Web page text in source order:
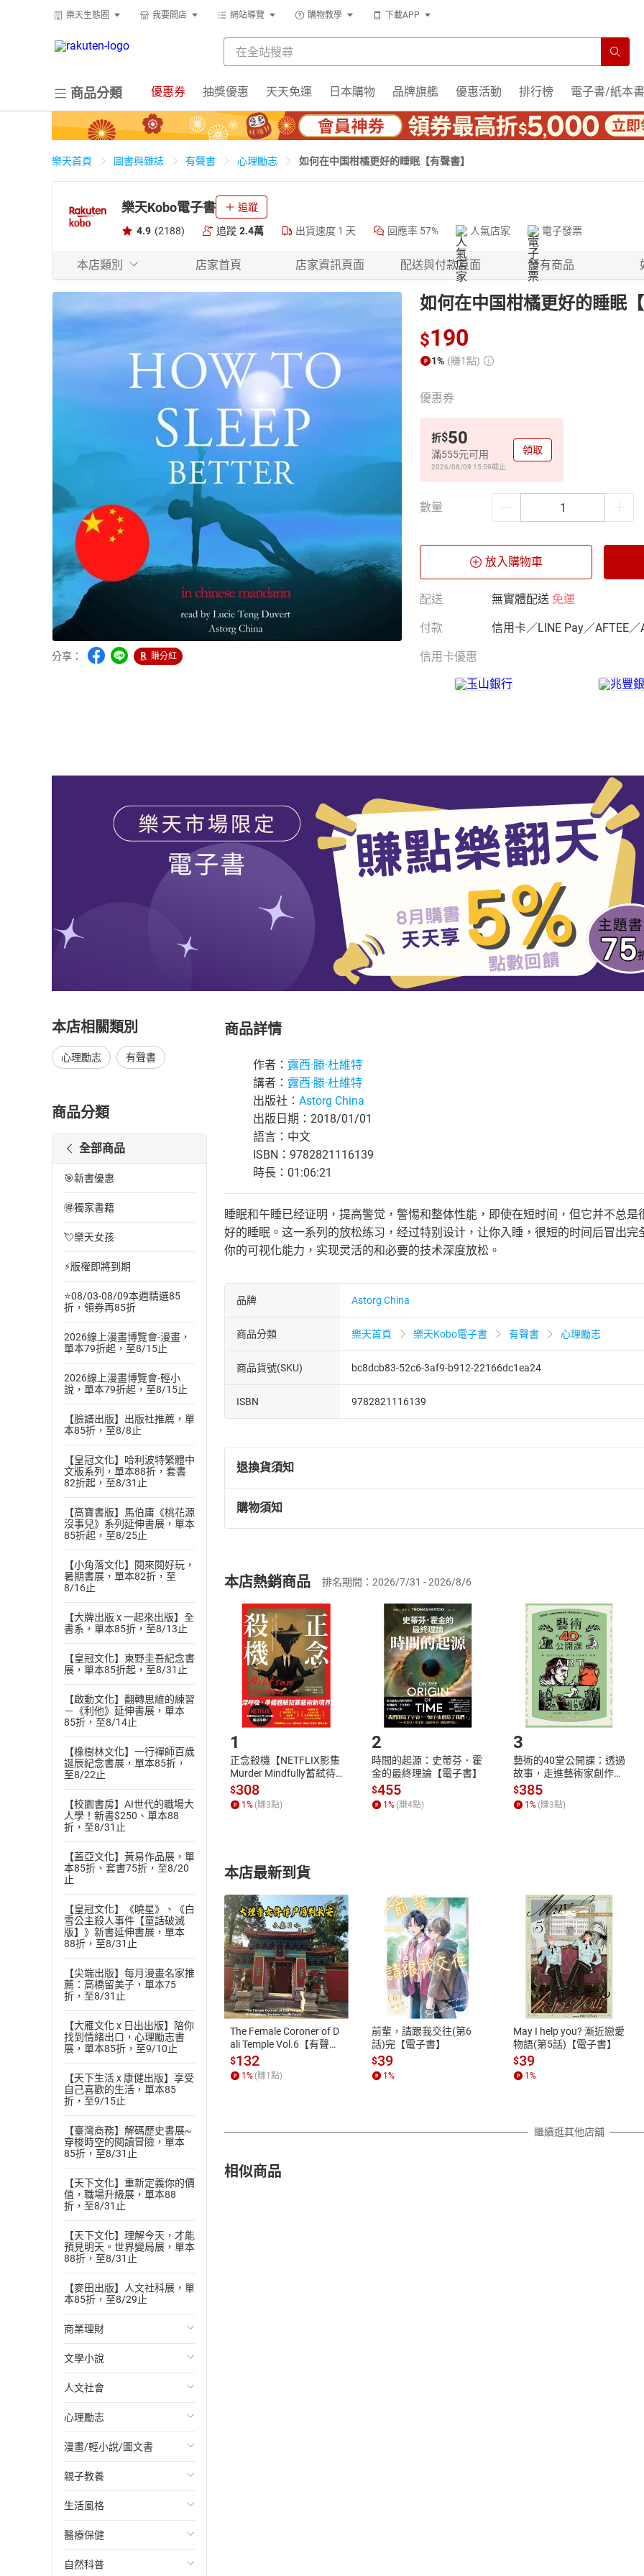
樂天生態圈 我要開店 網站導覽 購物教學 下載APP
商品分類 優惠券 抽獎優惠 天天免運 日本購物 品牌旗艦 優惠活動 排行榜 電子書/紙本書
樂天首頁 圖書與雜誌 有聲書 心理勵志 如何在中国柑橘更好的睡眠【有聲書】
樂天Kobo電子書 追蹤
4.9 (2188) 追蹤 2.4萬 出貨速度 1 天 回應率 57% 人氣店家 電子發票
本店類別 店家首頁 店家資訊頁面 配送與付款頁面 所有商品
分享： 賺分紅
如何在中国柑橘更好的睡眠
$190
1% (賺1點)
優惠券
折$50
滿555元可用
2026/08/09 15:59截止
領取
數量
放入購物車
配送 無實體配送 免運
付款 信用卡／LINE Pay／AFTEE／
信用卡優惠
本店相關類別
心理勵志 有聲書
商品分類
全部商品
🎯新書優惠
🉐獨家書籍
💘樂天女孩
⚡版權即將到期
⭐08/03-08/09本週精選85
折，領券再85折
2026線上漫畫博覽會-漫畫，
單本79折起，至8/15止
2026線上漫畫博覽會-輕小
說，單本79折起，至8/15止
【臉譜出版】出版社推薦，單
本85折，至8/8止
【皇冠文化】哈利波特繁體中
文版系列，單本88折，套書
82折起，至8/31止
【高寶書版】馬伯庸《桃花源
沒事兒》系列延伸書展，單本
85折起，至8/25止
【小角落文化】閱來閱好玩，
暑期書展，單本82折，至
8/16止
【大牌出版 x 一起來出版】全
書系，單本85折，至8/13止
【皇冠文化】東野圭吾紀念書
展，單本85折起，至8/31止
【啟動文化】翻轉思維的練習
－《利他》延伸書展，單本
85折，至8/14止
【橡樹林文化】一行禪師百歲
誕辰紀念書展，單本85折，
至8/22止
【校園書房】AI世代的職場大
人學！新書$250、單本88
折，至8/31止
【蓋亞文化】黃易作品展，單
本85折、套書75折，至8/20
止
【皇冠文化】《曉星》、《白
雪公主殺人事件【童話破滅
版】》新書延伸書展，單本
88折，至8/31止
【尖端出版】每月漫畫名家推
薦：高橋留美子，單本75
折，至8/31止
【大雁文化 x 日出出版】陪你
找到情緒出口，心理勵志書
展，單本85折，至9/10止
【天下生活 x 康健出版】享受
自己喜歡的生活，單本85
折，至9/15止
【臺灣商務】解碼歷史書展~
穿梭時空的閱讀冒險，單本
85折，至8/31止
【天下文化】重新定義你的價
值，職場升級展，單本88
折，至8/31止
【天下文化】理解今天，才能
預見明天。世界變局展，單本
88折，至8/31止
【麥田出版】人文社科展，單
本85折，至8/29止
商業理財
投資理財
經濟/趨勢
財務/金融
管理/領導
職場工作術
成功法
行銷/廣告
傳記
文學小說
歐美文學
日本文學
韓國文學
華文文學
經典文學
成長/家庭生活小說
懸疑/推理小說
人文社會
國際關係
政治
社會科學
台灣/中國歷史
日/韓歷史
其他歷史/史學
心理勵志
心靈成長/情緒
人際關係
兩性關係
心理學
漫畫/輕小說/圖文書
輕小說
奇幻/科幻
愛情故事
職場/社會寫實
親子教養
教育現場
兒童文學/故事
兒童科普/學習
生活風格
飲食/食譜
健身/美顏
醫療保健
健康/養生
自然科普
商品詳情
作者： 露西·滕·杜維特
講者： 露西·滕·杜維特
出版社： Astorg China
出版日期：2018/01/01
語言：中文
ISBN：9782821116139
時長：01:06:21
睡眠和午睡已经证明，提高警觉，警惕和整体性能，即使在短时间，但它并不总
好的睡眠。这一系列的放松练习，经过特别设计，让你入睡，很短的时间后冒出
你的可视化能力，实现灵活的和必要的技术深度放松。
品牌 Astorg China
商品分類 樂天首頁 樂天Kobo電子書 有聲書 心理勵志
商品貨號(SKU) bc8dcb83-52c6-3af9-b912-22166dc1ea24
ISBN 9782821116139
退換貨須知
退換貨規定：
(一)依消費者保護法第19條第1項後段暨通訊交易解除權合理例外情事適用
(二)消費者訂購本店鋪之商品即代表知悉本店鋪所銷售之商品為電子書，
且已下載/存取電子書，不得請求退貨退款。
退貨方式：您欲取消訂單或辦理退貨時，請登入樂天市場，並於「我的訂單
貨」，本店鋪將依您的申請進行審核，待審核通過後將為您辦理退款事宜。
請注意，樂天市場須以整筆訂單為單位進行取消/退貨，恕無法以單支商品取
購物須知
挑選商品
Choose
放入購物車
Shopping cart
登入帳號
Login
購書後，如何開始使用？
Step1.選擇閱讀載具 Step2.登入
付款方式
ATM轉帳、信用卡、LINE PAY、AFTEE
退換貨規範
本店是否提供消費者保護法七日猶
之權利，遽消費者保護法及通訊交
除權合理例外情事適用準則，依商
質各有不同規定。詳細退換貨說明
照各商品說明。
本店熱銷商品 排名期間：2026/7/31 - 2026/8/6
1
正念殺機【NETFLIX影集
Murder Mindfully蓄弒待
發】【電子書】
$308
1 % (賺3點)
2
時間的起源：史蒂芬．霍
金的最終理論【電子書】
$455
1 % (賺4點)
3
藝術的40堂公開課：透過
故事，走進藝術家創作現
場，看藝術如何誕生、如
何形塑人類生活【電子
書】
$385
1 % (賺3點)
本店最新到貨
The Female Coroner of D
ali Temple Vol.6【有聲
書】
$132
1 % (賺1 點)
前輩，請跟我交往(第6
話)完【電子書】
$39
1 %
May I help you? 漸近戀愛
物語(第5話)【電子書】
$39
1 %
繼續逛其他店舖
相似商品